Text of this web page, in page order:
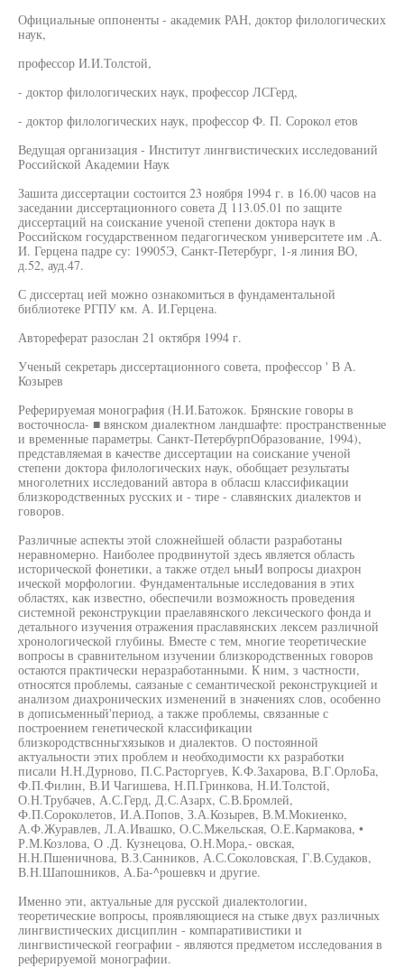
Официальные оппоненты - академик РАН, доктор филологических
наук,
профессор И.И.Толстой,
- доктор филологических наук, профессор ЛСГерд,
- доктор филологических наук, профессор Ф. П. Сорокол етов
Ведущая организация - Институт лингвистических исследований
Российской Академии Наук
Зашита диссертации состоится 23 ноября 1994 г. в 16.00 часов на
заседании диссертационного совета Д 113.05.01 по защите
диссертаций на соискание ученой степени доктора наук в
Российском государственном педагогическом университете им .А.
И. Герцена падре су: 19905Э, Санкт-Петербург, 1-я линия ВО,
д.52, ауд.47.
С диссертац ией можно ознакомиться в фундаментальной
библиотеке РГПУ км. А. И.Герцена.
Автореферат разослан 21 октября 1994 г.
Ученый секретарь диссертационного совета, профессор ' В А.
Козырев
Реферируемая монография (Н.И.Батожок. Брянские говоры в
восточносла- ■ вянском диалектном ландшафте: пространственные
и временные параметры. Санкт-ПетербурпОбразование, 1994),
представляемая в качестве диссертации на соискание ученой
степени доктора филологических наук, обобщает результаты
многолетних исследований автора в обласш классификации
близкородственных русских и - тире - славянских диалектов и
говоров.
Различные аспекты этой сложнейшей области разработаны
неравномерно. Наиболее продвинутой здесь является область
исторической фонетики, а также отдел ьныИ вопросы диахрон
ической морфологии. Фундаментальные исследования в этих
областях, как известно, обеспечили возможность проведения
системной реконструкции праелавянского лексического фонда и
детального изучения отражения праславянских лексем различной
хронологической глубины. Вместе с тем, многие теоретические
вопросы в сравнительном изучении близкородственных говоров
остаются практически неразработанными. К ним, з частности,
относятся проблемы, саязаные с семантической реконструкцией и
анализом диахронических изменений в значениях слов, особенно
в дописьменный'период, а также проблемы, связанные с
построением генетической классификации
близкородствснньгхязыков и диалектов. О постоянной
актуальности этих проблем и необходимости кх разработки
писали Н.Н.Дурново, П.С.Расторгуев, К.Ф.Захарова, В.Г.ОрлоБа,
Ф.П.Филин, В.И Чагишева, Н.П.Гринкова, Н.И.Толстой,
О.Н.Трубачев, А.С.Герд, Д.С.Азарх, С.В.Бромлей,
Ф.П.Сороколетов, И.А.Попов, З.А.Козырев, В.М.Мокиенко,
А.Ф.Журавлев, Л.А.Ивашко, О.С.Мжельская, О.Е.Кармакова, •
Р.М.Козлова, О .Д. Кузнецова, О.Н.Мора,- овская,
Н.Н.Пшеничнова, В.З.Санников, А.С.Соколовская, Г.В.Судаков,
В.Н.Шапошников, А.Ба-^рошевкч и другие.
Именно эти, актуальные для русской диалектологии,
теоретические вопросы, проявляющиеся на стыке двух различных
лингвистических дисциплин - компаративистики и
лингвистической географии - являются предметом исследования в
реферируемой монографии.